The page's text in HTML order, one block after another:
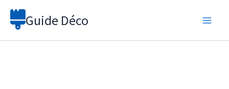
Aller
Guide Déco